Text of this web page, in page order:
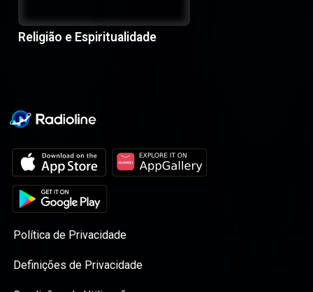
Religião e Espiritualidade
Política de Privacidade
Definições de Privacidade